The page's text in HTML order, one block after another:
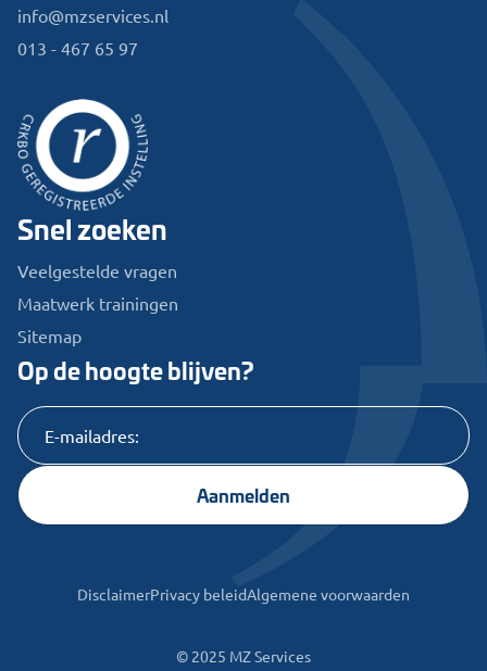
info@mzservices.nl
013 - 467 65 97
Snel zoeken
Veelgestelde vragen
Maatwerk trainingen
Sitemap
Op de hoogte blijven?
Aanmelden
© 2025 MZ Services
DisclaimerPrivacy beleidAlgemene voorwaarden